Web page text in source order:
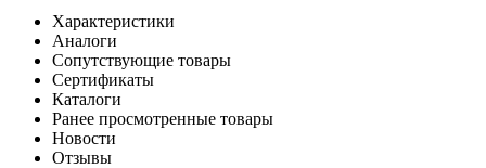
Характеристики
Аналоги
Сопутствующие товары
Сертификаты
Каталоги
Ранее просмотренные товары
Новости
Отзывы